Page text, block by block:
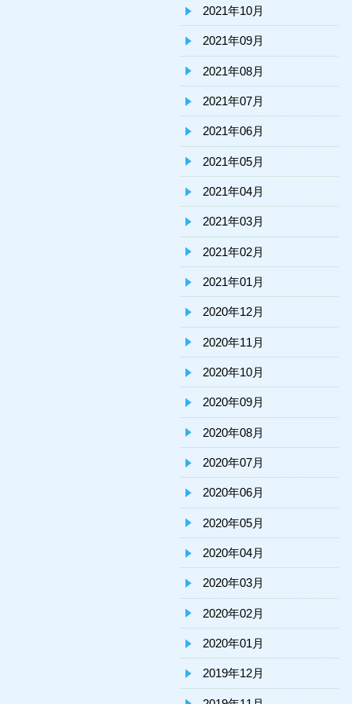
2021年10月
2021年09月
2021年08月
2021年07月
2021年06月
2021年05月
2021年04月
2021年03月
2021年02月
2021年01月
2020年12月
2020年11月
2020年10月
2020年09月
2020年08月
2020年07月
2020年06月
2020年05月
2020年04月
2020年03月
2020年02月
2020年01月
2019年12月